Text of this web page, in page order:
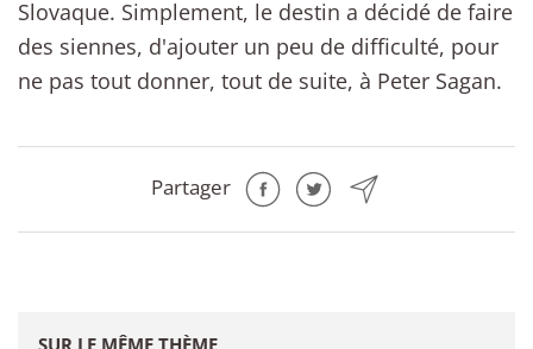
Slovaque. Simplement, le destin a décidé de faire
des siennes, d'ajouter un peu de difficulté, pour
ne pas tout donner, tout de suite, à Peter Sagan.
Partager
SUR LE MÊME THÈME